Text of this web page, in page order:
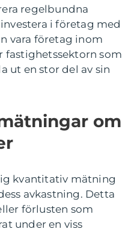
regelbundna
i företag med
vara företag inom
fastighetssektorn som
ut en stor del av sin
om
kvantitativ mätning
avkastning. Detta
förlusten som
under en viss